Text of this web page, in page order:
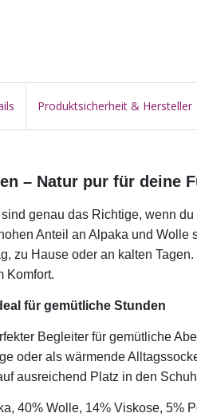
Produktsicherheit & Hersteller
– Natur pur für deine
genau das Richtige, wenn
Anteil an Alpaka und Wolle
zu Hause oder an kalten
Komfort.
für gemütliche Stunden
Begleiter für gemütliche
oder als wärmende
ausreichend Platz in den
40% Wolle, 14% Viskose, 5%